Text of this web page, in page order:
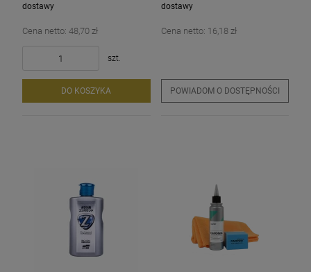
dostawy
Cena netto: 48,70 zł
szt.
DO KOSZYKA
dostawy
Cena netto: 16,18 zł
POWIADOM O DOSTĘPNOŚCI